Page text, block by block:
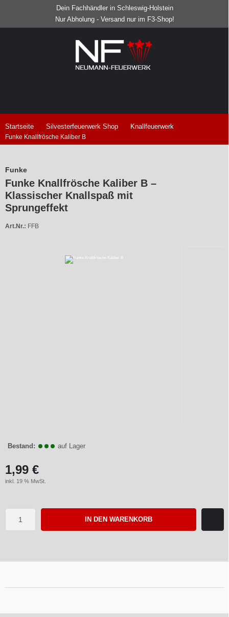
Dein Fachhändler in Schleswig-Holstein
Nur Abholung - Versand nur im F3-Shop!
Startseite Silvesterfeuerwerk Shop Knallfeuerwerk
Funke Knallfrösche Kaliber B
Funke
Funke Knallfrösche Kaliber B –
Klassischer Knallspaß mit
Sprungeffekt
Art.Nr.: FFB
Bestand: auf Lager
1,99 €
inkl. 19 % MwSt.
IN DEN WARENKORB